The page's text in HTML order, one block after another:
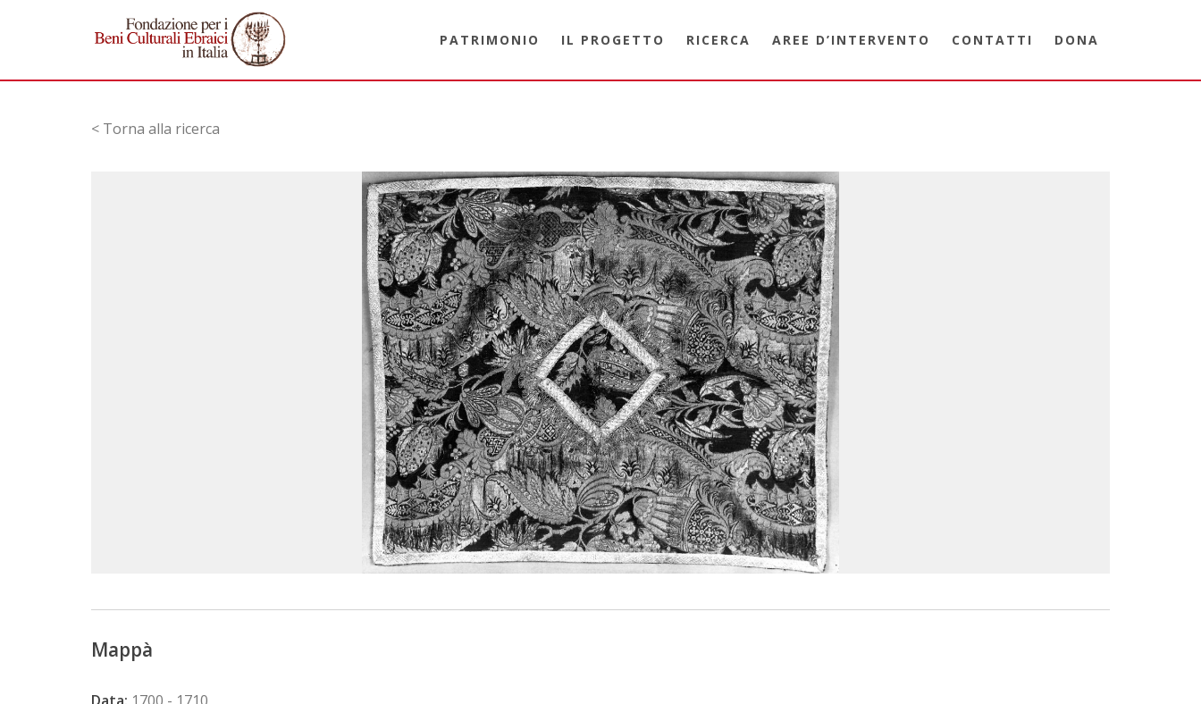
PATRIMONIO IL PROGETTO RICERCA AREE D’INTERVENTO CONTATTI DONA
< Torna alla ricerca
Mappà